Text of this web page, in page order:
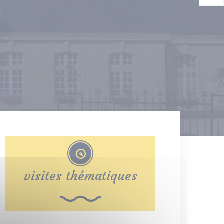
visites thématiques